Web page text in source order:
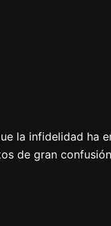
la infidelidad ha
de gran